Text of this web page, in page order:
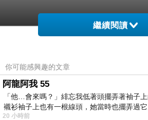
Lazybone
好應景的詩
正好配美麗的春天
繼續閱讀
你可能感興趣的文章
阿龍阿我 55
「他…會來嗎？」緋忘我低著頭擺弄著袖子
襯衫袖子上也有一根線頭，她當時也擺弄過
20 小時前